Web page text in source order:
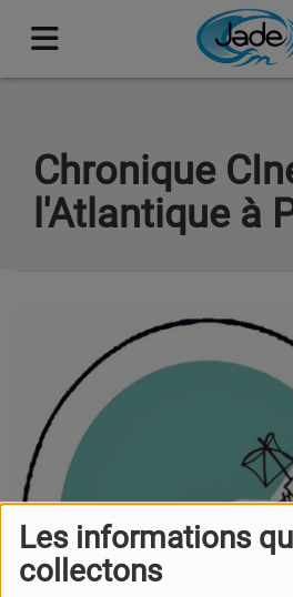
Les informations
collectons
Chronique
l'Atlantique à